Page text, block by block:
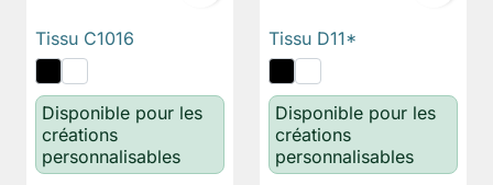
Tissu C1016
Disponible pour les
créations
personnalisables
Tissu D11*
Disponible pour les
créations
personnalisables